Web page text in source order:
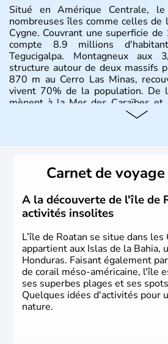
Situé en Amérique Centrale,
nombreuses îles comme celles de
Cygne. Couvrant une superficie
compte 8.9 millions
Tegucigalpa. Montagneux
structure autour de deux massifs
870 m au Cerro Las Minas,
vivent 70% de la population. De
mènent à la Mer des Caraïbes
Carnet de voyage
A la découverte de l'île de
activités insolites
L’île de Roatan se situe dans les
appartient aux Islas de la Bahia,
Honduras. Faisant également
de corail méso-américaine, l'île
ses superbes plages et ses
Quelques idées d'activités pour
nature.